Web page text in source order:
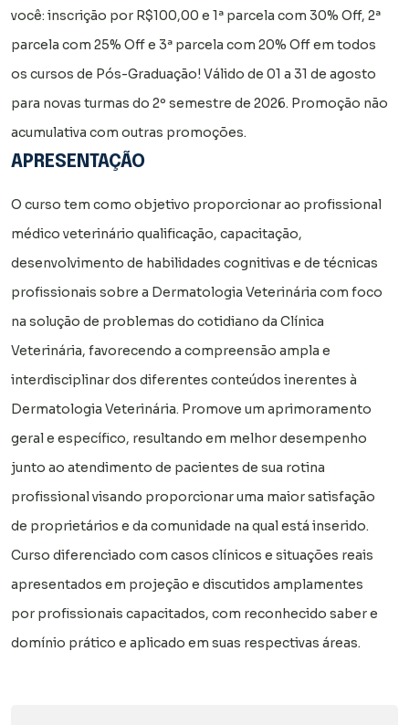
você: inscrição por R$100,00 e 1ª parcela com 30% Off, 2ª
parcela com 25% Off e 3ª parcela com 20% Off em todos
os cursos de Pós-Graduação! Válido de 01 a 31 de agosto
para novas turmas do 2º semestre de 2026. Promoção não
acumulativa com outras promoções.
APRESENTAÇÃO
O curso tem como objetivo proporcionar ao profissional
médico veterinário qualificação, capacitação,
desenvolvimento de habilidades cognitivas e de técnicas
profissionais sobre a Dermatologia Veterinária com foco
na solução de problemas do cotidiano da Clínica
Veterinária, favorecendo a compreensão ampla e
interdisciplinar dos diferentes conteúdos inerentes à
Dermatologia Veterinária. Promove um aprimoramento
geral e específico, resultando em melhor desempenho
junto ao atendimento de pacientes de sua rotina
profissional visando proporcionar uma maior satisfação
de proprietários e da comunidade na qual está inserido.
Curso diferenciado com casos clínicos e situações reais
apresentados em projeção e discutidos amplamentes
por profissionais capacitados, com reconhecido saber e
domínio prático e aplicado em suas respectivas áreas.